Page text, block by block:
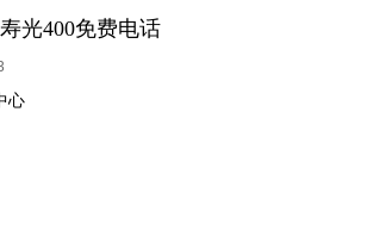
光400免费电话
心